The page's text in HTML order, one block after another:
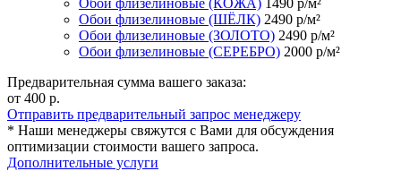
Обои флизелиновые (ШЁЛК) 2490 р/м²
Обои флизелиновые (ЗОЛОТО) 2490 р/м²
Обои флизелиновые (СЕРЕБРО) 2000 р/м²
Предварительная сумма вашего заказа:
от 400 р.
Отправить предварительный запрос менеджеру
* Наши менеджеры свяжутся с Вами для обсуждения
оптимизации стоимости вашего запроса.
Дополнительные услуги